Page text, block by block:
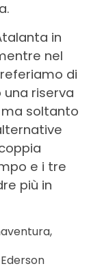
in
nel
di
riserva
ma soltanto
e i tre
più in